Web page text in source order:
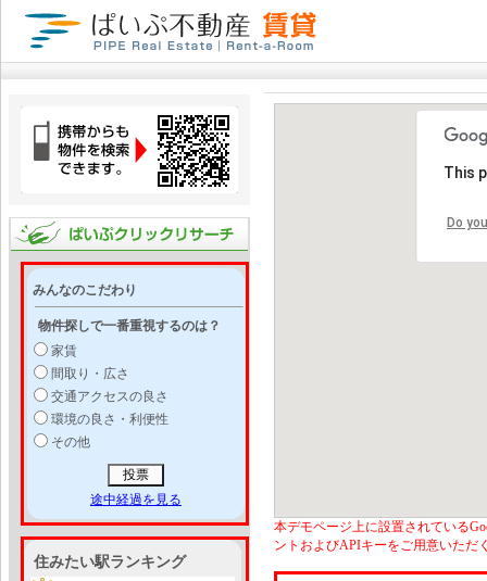
みんなのこだわり
物件探しで一番重視するのは？
家賃
間取り・広さ
交通アクセスの良さ
環境の良さ・利便性
その他
途中経過を見る
住みたい駅ランキング
This
Do
本デモページ上に設置されている
ントおよびAPIキーをご用意いただ